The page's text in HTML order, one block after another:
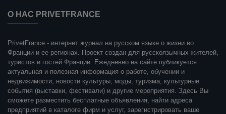
О НАС PRIVETFRANCE
PrivetFrance - интернет журнал на русском языке о жизни во
Франции и ее регионах. Проект создан для русскоязычных жителей,
туристов и гостей Франции. Ежедневно на сайте публикуется
актуальная и полезная информация о работе, обучении и
недвижимости, новости культуры, моды, туризма, культурные
события (выставки, фестивали) и другие мероприятия. Здесь Вы
сможете разместить бесплатные объявления, найти адреса
предприятий в каталоге фирм и услуг, зарегистрировать ваше